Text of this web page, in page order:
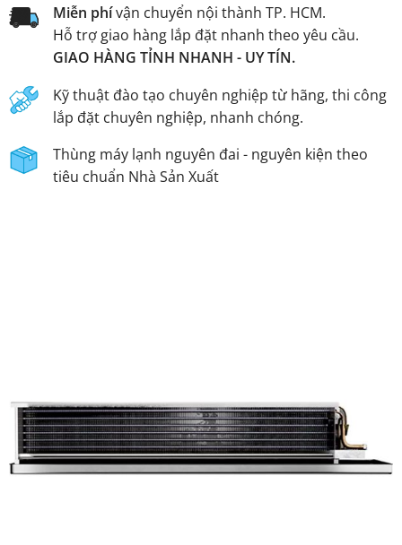
Miễn phívận chuyển nội thành TP. HCM.
Hỗ trợ giao hàng lắp đặt nhanh theo yêu cầu.
GIAO HÀNG TỈNH NHANH - UY TÍN.
Kỹ thuật đào tạo chuyên nghiệp từ hãng, thi công
lắp đặt chuyên nghiệp, nhanh chóng.
Thùng máy lạnh nguyên đai - nguyên kiện theo
tiêu chuẩn Nhà Sản Xuất